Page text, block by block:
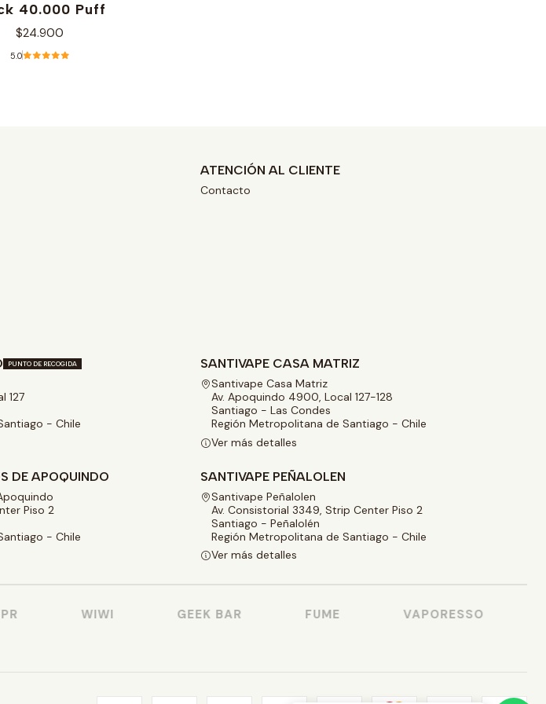
40.000 Puff
$24.900
5.0
ATENCIÓN AL CLIENTE
Contacto
PUNTO DE RECOGIDA
127
- Chile
SANTIVAPE CASA MATRIZ
Santivape Casa Matriz
Av. Apoquindo 4900, Local 127-128
Santiago - Las Condes
Región Metropolitana de Santiago - Chile
Ver más detalles
DE APOQUINDO
Piso 2
- Chile
SANTIVAPE PEÑALOLEN
Santivape Peñalolen
Av. Consistorial 3349, Strip Center Piso 2
Santiago - Peñalolén
Región Metropolitana de Santiago - Chile
Ver más detalles
WIWI GEEK BAR FUME VAPORESSO